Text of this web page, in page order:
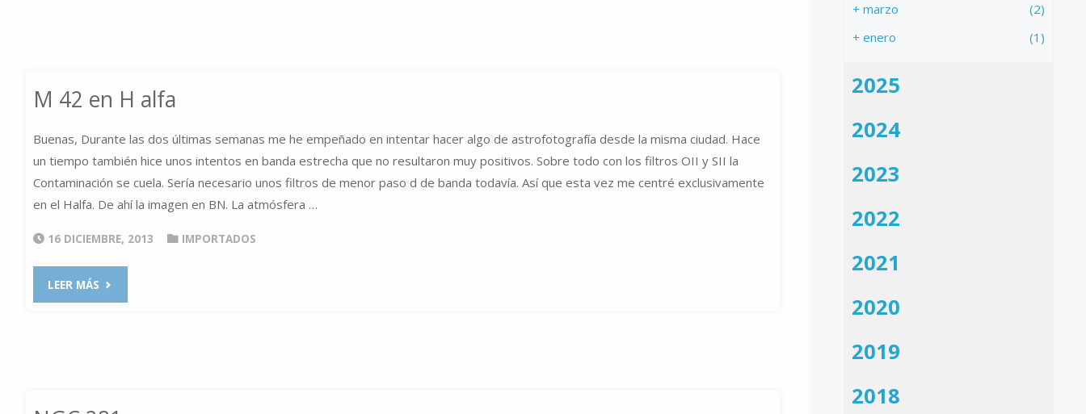
Y
JÚPITER"
M 42 en H alfa
Buenas, Durante las dos últimas semanas me he empeñado en intentar hacer algo de astrofotografía desde la misma ciudad. Hace
un tiempo también hice unos intentos en banda estrecha que no resultaron muy positivos. Sobre todo con los filtros OII y SII la
Contaminación se cuela. Sería necesario unos filtros de menor paso d de banda todavía. Así que esta vez me centré exclusivamente
en el Halfa. De ahí la imagen en BN. La atmósfera …
16 DICIEMBRE, 2013 IMPORTADOS
LEER MÁS "M
+ marzo
(2)
+ enero (1)
2025
2024
2023
2022
2021
2020
2019
2018